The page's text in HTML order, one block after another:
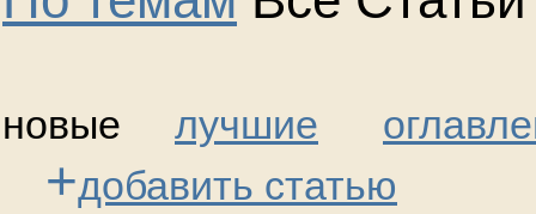
новые лучшие
+добавить статью